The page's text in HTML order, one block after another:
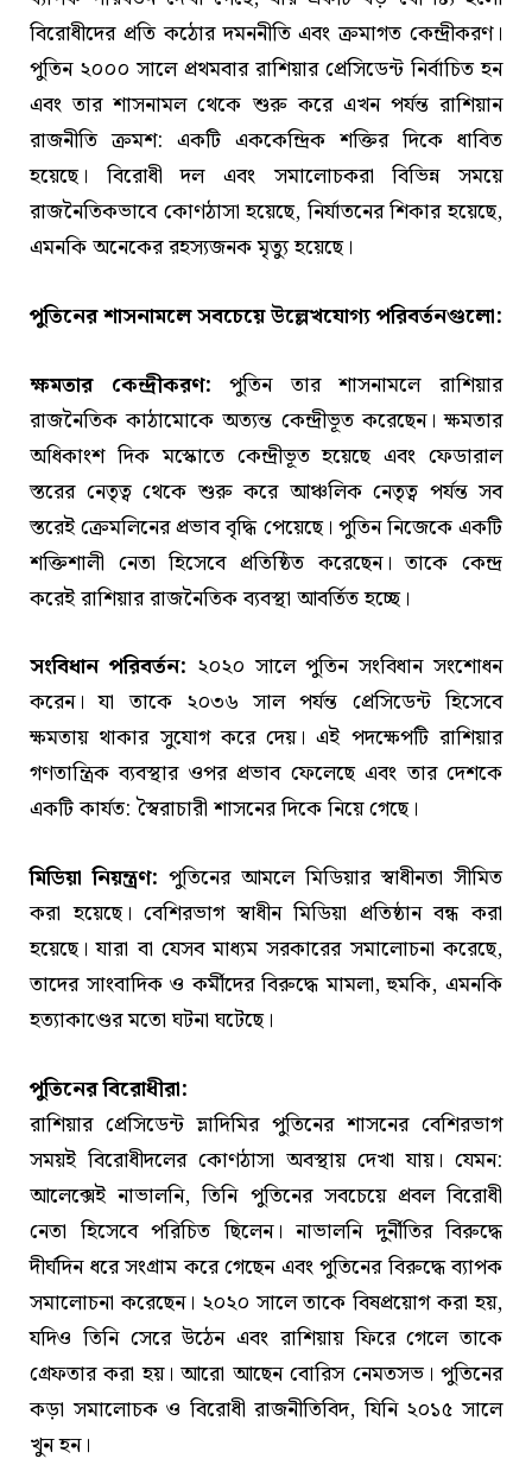
বিরোধীদের প্রতি কঠোর দমননীতি এবং ক্রমাগত কেন্দ্রীকরণ।
পুতিন ২০০০ সালে প্রথমবার রাশিয়ার প্রেসিডেন্ট নির্বাচিত হন
এবং তার শাসনামল থেকে শুরু করে এখন পর্যন্ত রাশিয়ান
রাজনীতি ক্রমশ: একটি এককেন্দ্রিক শক্তির দিকে ধাবিত
হয়েছে। বিরোধী দল এবং সমালোচকরা বিভিন্ন সময়ে
রাজনৈতিকভাবে কোণঠাসা হয়েছে, নির্যাতনের শিকার হয়েছে,
এমনকি অনেকের রহস্যজনক মৃত্যু হয়েছে।
পুতিনের শাসনামলে সবচেয়ে উল্লেখযোগ্য পরিবর্তনগুলো:
ক্ষমতার কেন্দ্রীকরণ: পুতিন তার শাসনামলে রাশিয়ার
রাজনৈতিক কাঠামোকে অত্যন্ত কেন্দ্রীভূত করেছেন। ক্ষমতার
অধিকাংশ দিক মস্কোতে কেন্দ্রীভূত হয়েছে এবং ফেডারাল
স্তরের নেতৃত্ব থেকে শুরু করে আঞ্চলিক নেতৃত্ব পর্যন্ত সব
স্তরেই ক্রেমলিনের প্রভাব বৃদ্ধি পেয়েছে। পুতিন নিজেকে একটি
শক্তিশালী নেতা হিসেবে প্রতিষ্ঠিত করেছেন। তাকে কেন্দ্র
করেই রাশিয়ার রাজনৈতিক ব্যবস্থা আবর্তিত হচ্ছে।
সংবিধান পরিবর্তন: ২০২০ সালে পুতিন সংবিধান সংশোধন
করেন। যা তাকে ২০৩৬ সাল পর্যন্ত প্রেসিডেন্ট হিসেবে
ক্ষমতায় থাকার সুযোগ করে দেয়। এই পদক্ষেপটি রাশিয়ার
গণতান্ত্রিক ব্যবস্থার ওপর প্রভাব ফেলেছে এবং তার দেশকে
একটি কার্যত: স্বৈরাচারী শাসনের দিকে নিয়ে গেছে।
মিডিয়া নিয়ন্ত্রণ: পুতিনের আমলে মিডিয়ার স্বাধীনতা সীমিত
করা হয়েছে। বেশিরভাগ স্বাধীন মিডিয়া প্রতিষ্ঠান বন্ধ করা
হয়েছে। যারা বা যেসব মাধ্যম সরকারের সমালোচনা করেছে,
তাদের সাংবাদিক ও কর্মীদের বিরুদ্ধে মামলা, হুমকি, এমনকি
হত্যাকাণ্ডের মতো ঘটনা ঘটেছে।
পুতিনের বিরোধীরা:
রাশিয়ার প্রেসিডেন্ট ভ্লাদিমির পুতিনের শাসনের বেশিরভাগ
সময়ই বিরোধীদলের কোণঠাসা অবস্থায় দেখা যায়। যেমন:
আলেক্সেই নাভালনি, তিনি পুতিনের সবচেয়ে প্রবল বিরোধী
নেতা হিসেবে পরিচিত ছিলেন। নাভালনি দুর্নীতির বিরুদ্ধে
দীর্ঘদিন ধরে সংগ্রাম করে গেছেন এবং পুতিনের বিরুদ্ধে ব্যাপক
সমালোচনা করেছেন। ২০২০ সালে তাকে বিষপ্রয়োগ করা হয়,
যদিও তিনি সেরে উঠেন এবং রাশিয়ায় ফিরে গেলে তাকে
গ্রেফতার করা হয়। আরো আছেন বোরিস নেমতসভ। পুতিনের
কড়া সমালোচক ও বিরোধী রাজনীতিবিদ, যিনি ২০১৫ সালে
খুন হন।